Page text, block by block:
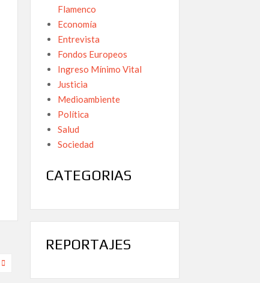
Flamenco
Economía
Entrevista
Fondos Europeos
Ingreso Mínimo Vital
Justicia
Medioambiente
Política
Salud
Sociedad
CATEGORIAS
REPORTAJES